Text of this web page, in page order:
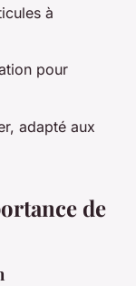
à
pour
adapté aux
de